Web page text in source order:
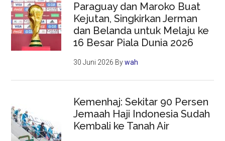
Paraguay dan Maroko Buat
Kejutan, Singkirkan Jerman
dan Belanda untuk Melaju ke
16 Besar Piala Dunia 2026
30 Juni 2026 Bywah
Kemenhaj: Sekitar 90 Persen
Jemaah Haji Indonesia Sudah
Kembali ke Tanah Air